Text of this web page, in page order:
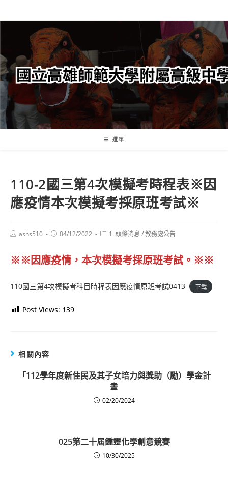
轉
要
內
容
選單
110-2國三第4次模擬考時程表※因
應疫情本次模擬考採原班考試※
Postashs510
Post04/12/2022
Post1. 頭條消息 /教務處公告
※※因應疫情，本次模擬考採原班考試。※※
110國三第4次模擬考科目時程表因應疫情原班考試0413 下載
Post Views: 139
相關內容
「112學年度新住民及其子女培力與獎助（勵）學金計
畫
02/20/2024
025第二十屆鍾靈化學創意競賽
10/30/2025